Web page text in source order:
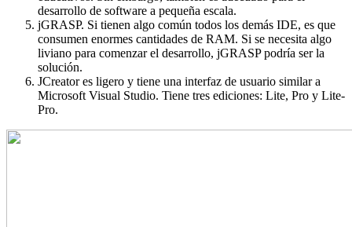
desarrollo de software a pequeña escala.
jGRASP. Si tienen algo común todos los demás IDE, es que
consumen enormes cantidades de RAM. Si se necesita algo
liviano para comenzar el desarrollo, jGRASP podría ser la
solución.
JCreator es ligero y tiene una interfaz de usuario similar a
Microsoft Visual Studio. Tiene tres ediciones: Lite, Pro y Lite-
Pro.